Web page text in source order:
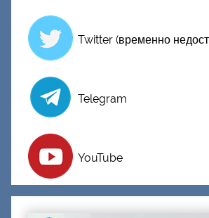
Twitter (временно
Telegram
YouTube